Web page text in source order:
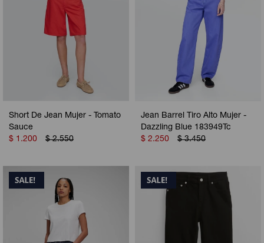
Short De Jean Mujer - Tomato
Sauce
$ 1.200 $ 2.550
Jean Barrel Tiro Alto Mujer -
Dazzling Blue 183949Tc
$ 2.250 $ 3.450